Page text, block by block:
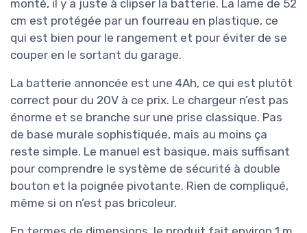
monté, il y a juste à clipser la batterie. La lame de 52
cm est protégée par un fourreau en plastique, ce
qui est bien pour le rangement et pour éviter de se
couper en le sortant du garage.
La batterie annoncée est une 4Ah, ce qui est plutôt
correct pour du 20V à ce prix. Le chargeur n’est pas
énorme et se branche sur une prise classique. Pas
de base murale sophistiquée, mais au moins ça
reste simple. Le manuel est basique, mais suffisant
pour comprendre le système de sécurité à double
bouton et la poignée pivotante. Rien de compliqué,
même si on n’est pas bricoleur.